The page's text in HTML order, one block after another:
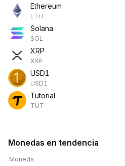
Ethereum
ETH
Solana
SOL
XRP
XRP
USD1
USD1
Tutorial
TUT
Monedas en tendencia
Moneda